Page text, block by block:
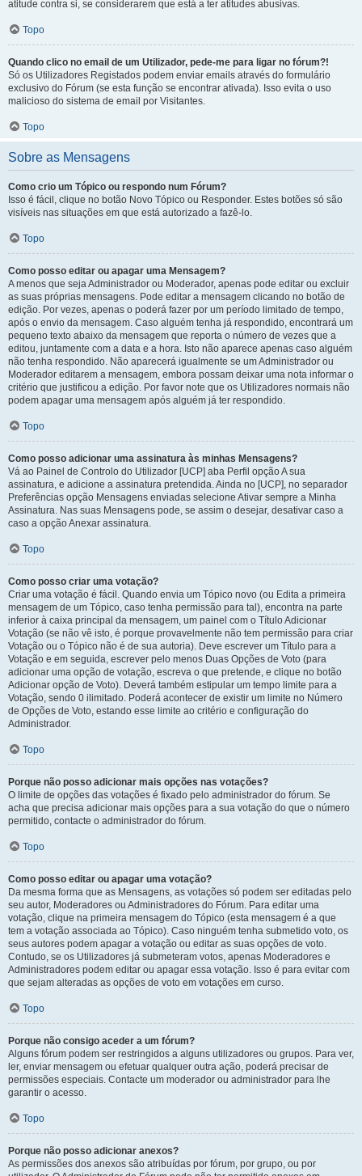
atitude contra si, se considerarem que está a ter atitudes abusivas.
Topo
Quando clico no email de um Utilizador, pede-me para ligar no fórum?!
Só os Utilizadores Registados podem enviar emails através do formulário
exclusivo do Fórum (se esta função se encontrar ativada). Isso evita o uso
malicioso do sistema de email por Visitantes.
Topo
Sobre as Mensagens
Como crio um Tópico ou respondo num Fórum?
Isso é fácil, clique no botão Novo Tópico ou Responder. Estes botões só são
visíveis nas situações em que está autorizado a fazê-lo.
Topo
Como posso editar ou apagar uma Mensagem?
A menos que seja Administrador ou Moderador, apenas pode editar ou excluir
as suas próprias mensagens. Pode editar a mensagem clicando no botão de
edição. Por vezes, apenas o poderá fazer por um período limitado de tempo,
após o envio da mensagem. Caso alguém tenha já respondido, encontrará um
pequeno texto abaixo da mensagem que reporta o número de vezes que a
editou, juntamente com a data e a hora. Isto não aparece apenas caso alguém
não tenha respondido. Não aparecerá igualmente se um Administrador ou
Moderador editarem a mensagem, embora possam deixar uma nota informar o
critério que justificou a edição. Por favor note que os Utilizadores normais não
podem apagar uma mensagem após alguém já ter respondido.
Topo
Como posso adicionar uma assinatura às minhas Mensagens?
Vá ao Painel de Controlo do Utilizador [UCP] aba Perfil opção A sua
assinatura, e adicione a assinatura pretendida. Ainda no [UCP], no separador
Preferências opção Mensagens enviadas selecione Ativar sempre a Minha
Assinatura. Nas suas Mensagens pode, se assim o desejar, desativar caso a
caso a opção Anexar assinatura.
Topo
Como posso criar uma votação?
Criar uma votação é fácil. Quando envia um Tópico novo (ou Edita a primeira
mensagem de um Tópico, caso tenha permissão para tal), encontra na parte
inferior à caixa principal da mensagem, um painel com o Título Adicionar
Votação (se não vê isto, é porque provavelmente não tem permissão para criar
Votação ou o Tópico não é de sua autoria). Deve escrever um Título para a
Votação e em seguida, escrever pelo menos Duas Opções de Voto (para
adicionar uma opção de votação, escreva o que pretende, e clique no botão
Adicionar opção de Voto). Deverá também estipular um tempo limite para a
Votação, sendo 0 ilimitado. Poderá acontecer de existir um limite no Número
de Opções de Voto, estando esse limite ao critério e configuração do
Administrador.
Topo
Porque não posso adicionar mais opções nas votações?
O limite de opções das votações é fixado pelo administrador do fórum. Se
acha que precisa adicionar mais opções para a sua votação do que o número
permitido, contacte o administrador do fórum.
Topo
Como posso editar ou apagar uma votação?
Da mesma forma que as Mensagens, as votações só podem ser editadas pelo
seu autor, Moderadores ou Administradores do Fórum. Para editar uma
votação, clique na primeira mensagem do Tópico (esta mensagem é a que
tem a votação associada ao Tópico). Caso ninguém tenha submetido voto, os
seus autores podem apagar a votação ou editar as suas opções de voto.
Contudo, se os Utilizadores já submeteram votos, apenas Moderadores e
Administradores podem editar ou apagar essa votação. Isso é para evitar com
que sejam alteradas as opções de voto em votações em curso.
Topo
Porque não consigo aceder a um fórum?
Alguns fórum podem ser restringidos a alguns utilizadores ou grupos. Para ver,
ler, enviar mensagem ou efetuar qualquer outra ação, poderá precisar de
permissões especiais. Contacte um moderador ou administrador para lhe
garantir o acesso.
Topo
Porque não posso adicionar anexos?
As permissões dos anexos são atribuídas por fórum, por grupo, ou por